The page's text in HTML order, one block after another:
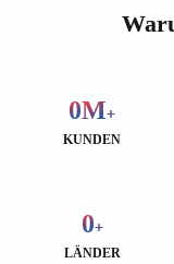
0M+
KUNDEN
0+
LÄNDER